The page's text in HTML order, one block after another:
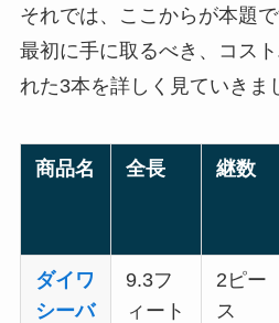
それでは、ここからが本題
最初に手に取るべき、コス
れた3本を詳しく見ていきま
商品名 全長 継数
ダイワ
シーバ
9.3フ
ィート
2ピー
ス